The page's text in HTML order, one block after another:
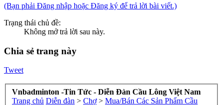
(Bạn phải Đăng nhập hoặc Đăng ký để trả lời bài viết.)
Trạng thái chủ đề:
Không mở trả lời sau này.
Chia sẻ trang này
Tweet
Vnbadminton -Tin Tức - Diễn Đàn Cầu Lông Việt Nam
Trang chủ Diễn đàn > Chợ > Mua/Bán Các Sản Phẩm Cầu